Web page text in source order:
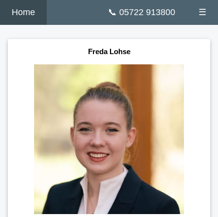
☰
📞 05722 913800
Home
Freda Lohse